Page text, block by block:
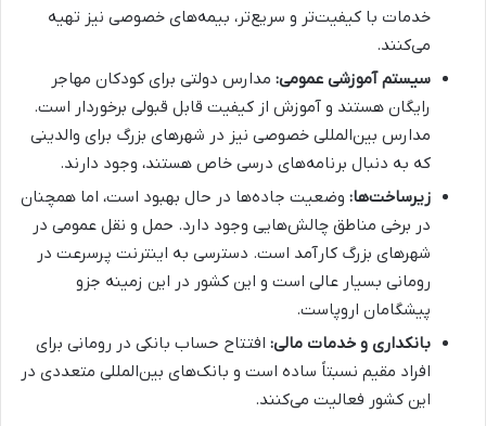
خدمات با کیفیت‌تر و سریع‌تر، بیمه‌های خصوصی نیز تهیه
می‌کنند.
سیستم آموزشی عمومی: مدارس دولتی برای کودکان مهاجر
رایگان هستند و آموزش از کیفیت قابل قبولی برخوردار است.
مدارس بین‌المللی خصوصی نیز در شهرهای بزرگ برای والدینی
که به دنبال برنامه‌های درسی خاص هستند، وجود دارند.
زیرساخت‌ها: وضعیت جاده‌ها در حال بهبود است، اما همچنان
در برخی مناطق چالش‌هایی وجود دارد. حمل و نقل عمومی در
شهرهای بزرگ کارآمد است. دسترسی به اینترنت پرسرعت در
رومانی بسیار عالی است و این کشور در این زمینه جزو
پیشگامان اروپاست.
بانکداری و خدمات مالی: افتتاح حساب بانکی در رومانی برای
افراد مقیم نسبتاً ساده است و بانک‌های بین‌المللی متعددی در
این کشور فعالیت می‌کنند.